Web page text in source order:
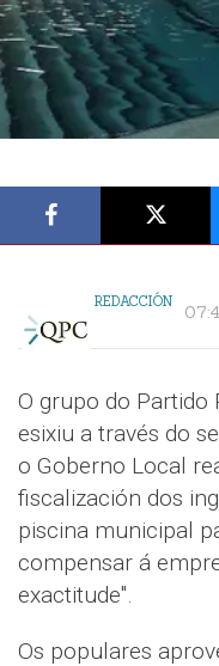
REDACCIÓN
O grupo do Partido
esixiu a través do
o Goberno Local
fiscalización dos
piscina municipal
compensar á
exactitude".
Os populares